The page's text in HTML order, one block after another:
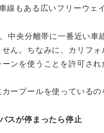
線もある広いフリーウ
中央分離帯に一番近い
ん。ちなみに、カリフ
ンを使うことを許可さ
ープールを使っている
スが停まったら停止